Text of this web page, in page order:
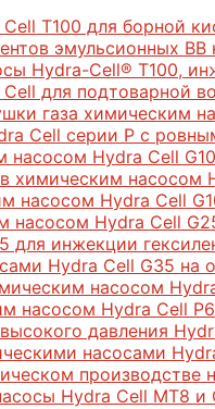
T100 для борной
эмульсионных ВВ
Hydra-Cell® Т100,
для подтоварной
газа химическим
Cell серии P с
насосом Hydra Cell G10
химическим насосом
насосом Hydra Cell
насосом Hydra Cell
инжекции
Hydra Cell G35 на
насосом
насосом Hydra Cell
давления
насосами
производстве
Hydra Cell МТ8 и